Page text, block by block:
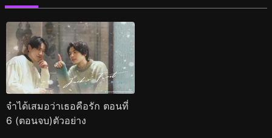
จำได้เสมอว่าเธอคือรัก ตอนที่
6 (ตอนจบ)ตัวอย่าง